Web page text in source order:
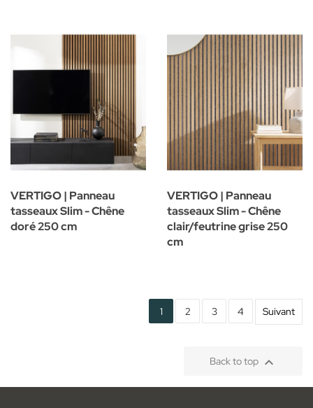
VERTIGO | Panneau
tasseaux Slim - Chêne
doré 250 cm
VERTIGO | Panneau
tasseaux Slim - Chêne
clair/feutrine grise 250
cm
1 2 3 4 Suivant
Back to top 